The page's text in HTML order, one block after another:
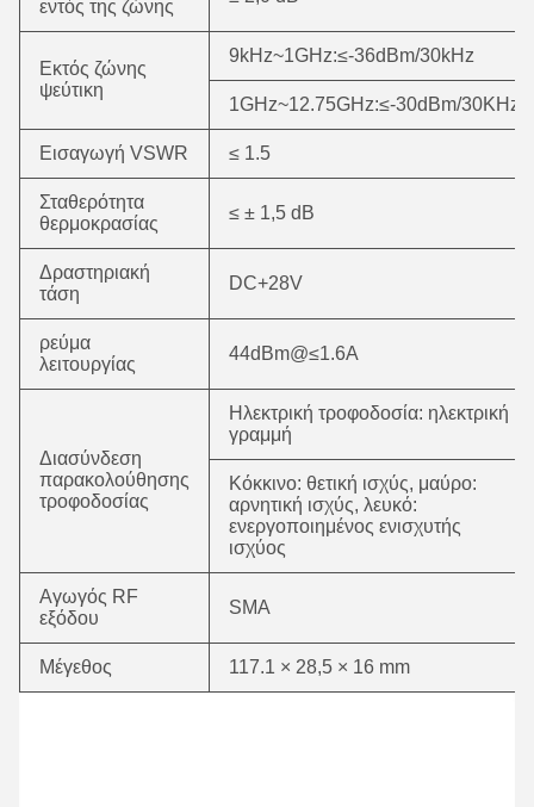
εντός της ζώνης
Εκτός ζώνης
ψεύτικη
9kHz~1GHz:≤-36dBm/30kHz
1GHz~12.75GHz:≤-30dBm/30KHz
Εισαγωγή VSWR ≤ 1.5
Σταθερότητα
θερμοκρασίας
≤ ± 1,5 dB
Δραστηριακή
τάση
DC+28V
ρεύμα
λειτουργίας
44dBm@≤1.6A
Διασύνδεση
παρακολούθησης
τροφοδοσίας
Ηλεκτρική τροφοδοσία: ηλεκτρική
γραμμή
Κόκκινο: θετική ισχύς, μαύρο:
αρνητική ισχύς, λευκό:
ενεργοποιημένος ενισχυτής
ισχύος
Αγωγός RF
εξόδου
SMA
Μέγεθος 117.1 × 28,5 × 16 mm